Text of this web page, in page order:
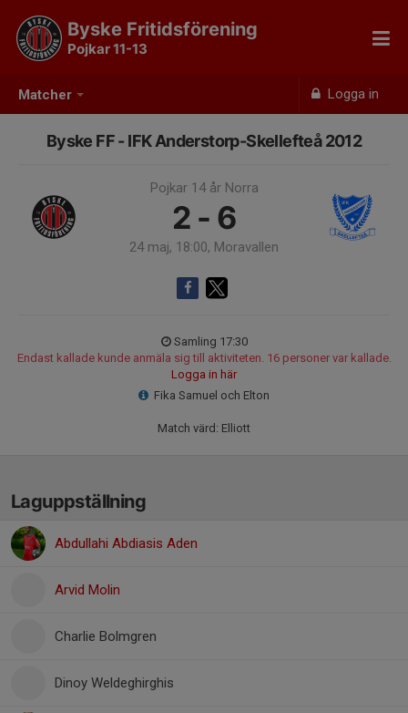
Matcher Logga in
Byske Fritidsförening
Pojkar 11-13
Byske FF - IFK Anderstorp-Skellefteå 2012
Pojkar 14 år Norra
2 - 6
24 maj, 18:00, Moravallen
Samling 17:30
Endast kallade kunde anmäla sig till aktiviteten. 16 personer var kallade.
Logga in här
Fika Samuel och Elton
Match värd: Elliott
Laguppställning
Abdullahi Abdiasis Aden
Arvid Molin
Charlie Bolmgren
Dinoy Weldeghirghis